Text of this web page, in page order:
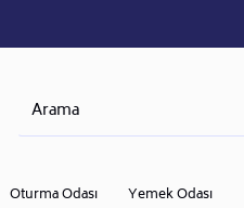
Oturma Odası Yemek Odası